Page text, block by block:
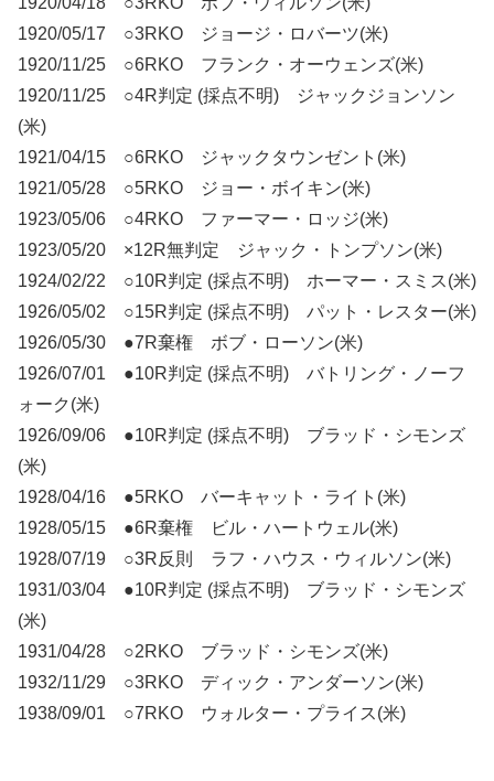
1920/05/17 ○3RKO ジョージ・ロバーツ(米)
1920/11/25 ○6RKO フランク・オーウェンズ(米)
1920/11/25 ○4R判定 (採点不明) ジャックジョンソン
(米)
1921/04/15 ○6RKO ジャックタウンゼント(米)
1921/05/28 ○5RKO ジョー・ボイキン(米)
1923/05/06 ○4RKO ファーマー・ロッジ(米)
1923/05/20 ×12R無判定 ジャック・トンプソン(米)
1924/02/22 ○10R判定 (採点不明) ホーマー・スミス(米)
1926/05/02 ○15R判定 (採点不明) パット・レスター(米)
1926/05/30 ●7R棄権 ボブ・ローソン(米)
1926/07/01 ●10R判定 (採点不明) バトリング・ノーフ
ォーク(米)
1926/09/06 ●10R判定 (採点不明) ブラッド・シモンズ
(米)
1928/04/16 ●5RKO バーキャット・ライト(米)
1928/05/15 ●6R棄権 ビル・ハートウェル(米)
1928/07/19 ○3R反則 ラフ・ハウス・ウィルソン(米)
1931/03/04 ●10R判定 (採点不明) ブラッド・シモンズ
(米)
1931/04/28 ○2RKO ブラッド・シモンズ(米)
1932/11/29 ○3RKO ディック・アンダーソン(米)
1938/09/01 ○7RKO ウォルター・プライス(米)